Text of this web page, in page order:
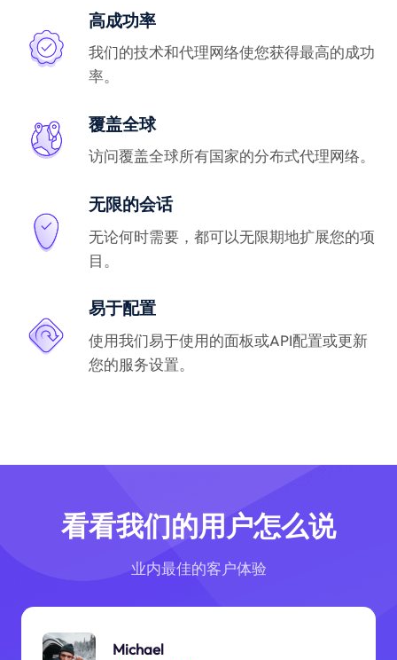
高成功率
我们的技术和代理网络使您获得最高的成功
率。
覆盖全球
访问覆盖全球所有国家的分布式代理网络。
无限的会话
无论何时需要，都可以无限期地扩展您的项
目。
易于配置
使用我们易于使用的面板或API配置或更新
您的服务设置。
看看我们的用户怎么说
业内最佳的客户体验
Michael